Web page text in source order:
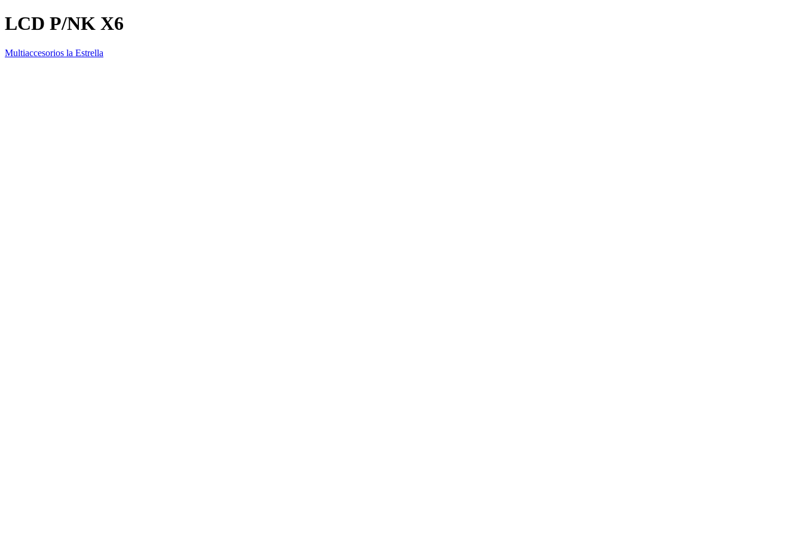
LCD P/NK X6
Multiaccesorios la Estrella